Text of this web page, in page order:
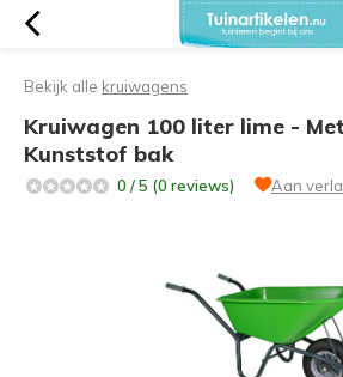
Bekijk alle kruiwagens
Kruiwagen 100 liter lime -
Kunststof bak
0 / 5 (0 reviews) Aan